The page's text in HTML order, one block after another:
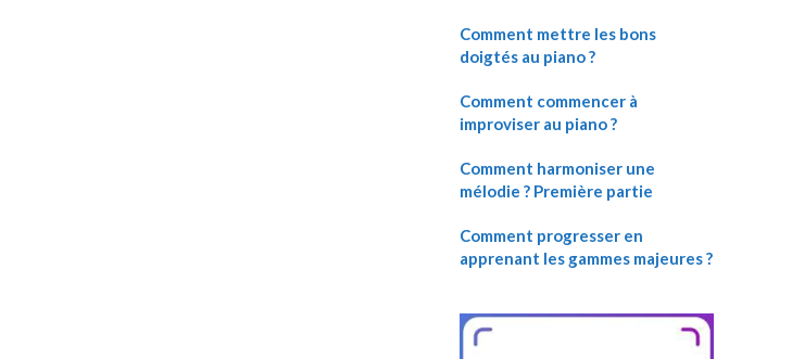
Comment mettre les bons
doigtés au piano ?
Comment commencer à
improviser au piano ?
Comment harmoniser une
mélodie ? Première partie
Comment progresser en
apprenant les gammes majeures ?